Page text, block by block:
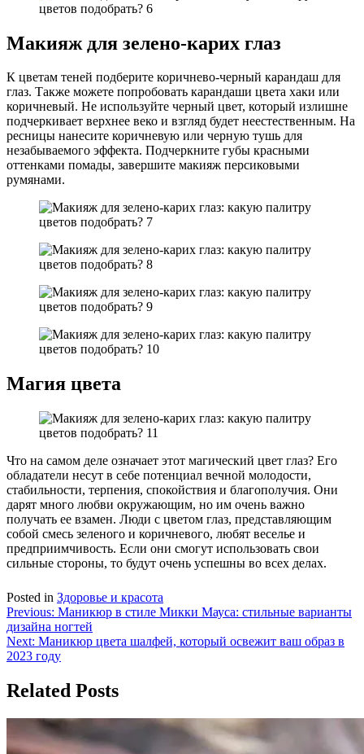
Макияж для зелено-карих глаз
К цветам теней подберите коричнево-черный карандаш для
глаз. Также можете попробовать карандаши цвета хаки или
коричневый. Не используйте черный цвет, который излишне
подчеркивает верхнее веко и взгляд будет неестественным. На
ресницы нанесите коричневую или черную тушь для
незабываемого эффекта. Подчеркните губы красными
оттенками помады, завершите макияж персиковыми
румянами.
Магия цвета
Что на самом деле означает этот магический цвет глаз? Его
обладатели несут в себе потенциал вечной молодости,
стабильности, терпения, спокойствия и благополучия. Они
дарят много любви окружающим, но им очень важно
получать ее взамен. Люди с цветом глаз, представляющим
собой смесь зеленого и коричневого, любят веселье и
предприимчивость. Если они смогут использовать свои
сильные стороны, то будут очень успешны во всех делах.
Posted in Здоровье и красота
Навигация
по
записям
Previous: Маникюр в стиле Микки Мауса: стильные варианты
дизайна ногтей
Next: Маникюр цвета шалфей, который освежит ваш образ в
2023 году
Related Posts